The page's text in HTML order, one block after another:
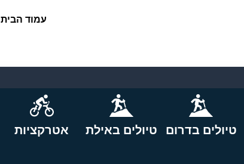
עמוד הבית
טיולים בדרום טיולים באילת אטרקציות